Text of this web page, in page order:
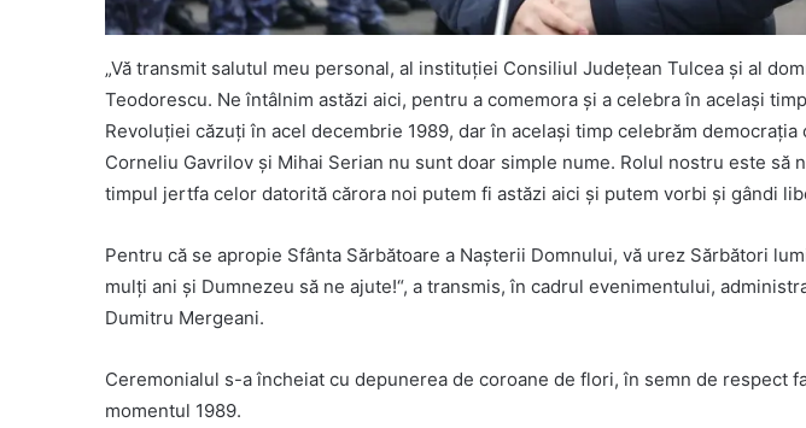
„Vă transmit salutul meu personal, al instituției Consiliul Județean Tulcea și al
Teodorescu. Ne întâlnim astăzi aici, pentru a comemora și a celebra în același
Revoluției căzuți în acel decembrie 1989, dar în același timp celebrăm democrația
Corneliu Gavrilov și Mihai Serian nu sunt doar simple nume. Rolul nostru este să
timpul jertfa celor datorită cărora noi putem fi astăzi aici și putem vorbi și gândi
Pentru că se apropie Sfânta Sărbătoare a Nașterii Domnului, vă urez Sărbători
mulți ani și Dumnezeu să ne ajute!“, a transmis, în cadrul evenimentului,
Dumitru Mergeani.
Ceremonialul s-a încheiat cu depunerea de coroane de flori, în semn de respect
momentul 1989.